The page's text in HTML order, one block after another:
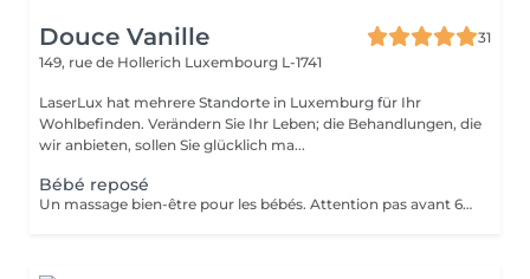
Douce Vanille
31
149, rue de Hollerich Luxembourg L-1741
LaserLux hat mehrere Standorte in Luxemburg für Ihr
Wohlbefinden. Verändern Sie Ihr Leben; die Behandlungen, die
wir anbieten, sollen Sie glücklich ma...
Bébé reposé
Un massage bien-être pour les bébés. Attention pas avant 6 mois, présence d'un parent pendant le massage.